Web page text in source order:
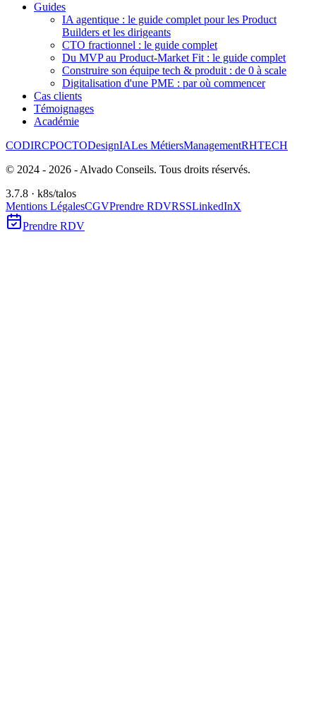
Guides
IA agentique : le guide complet pour les Product
Builders et les dirigeants
CTO fractionnel : le guide complet
Du MVP au Product-Market Fit : le guide complet
Construire son équipe tech & produit : de 0 à scale
Digitalisation d'une PME : par où commencer
Cas clients
Témoignages
Académie
CODIRCPOCTODesignIALes MétiersManagementRHTECH
© 2024 - 2026 - Alvado Conseils. Tous droits réservés.
3.7.8 · k8s/talos
Mentions LégalesCGVPrendre RDVRSSLinkedInX
Prendre RDV